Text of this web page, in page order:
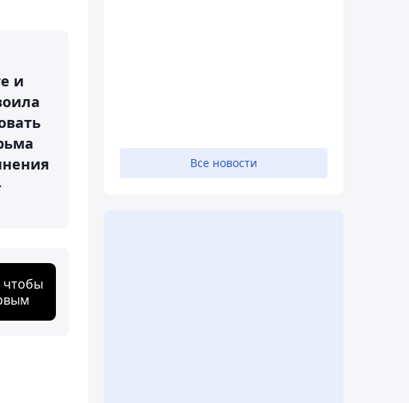
и
чтобы
Все новости